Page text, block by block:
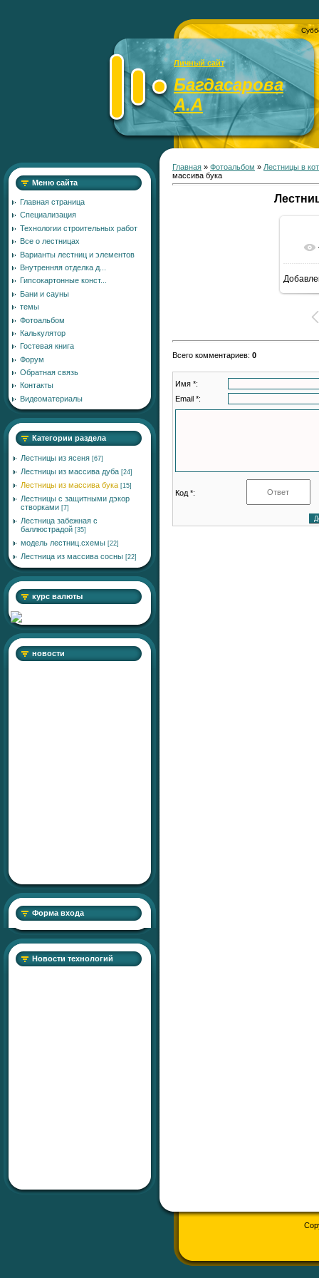
Личный сайт
Багдасарова
А.А
Меню сайта
Главная страница
Специализация
Технологии строительных работ
Все о лестницах
Варианты лестниц и элементов
Внутренняя отделка д...
Гипсокартонные конст...
Бани и сауны
темы
Фотоальбом
Калькулятор
Гостевая книга
Форум
Обратная связь
Контакты
Видеоматериалы
Категории раздела
Лестницы из ясеня [67]
Лестницы из массива дуба [24]
Лестницы из массива бука [15]
Лестницы с защитными дэкор
створками [7]
Лестница забежная с
баллюстрадой [35]
модель лестниц.схемы [22]
Лестница из массива сосны [22]
курс валюты
новости
Форма входа
Новости технологий
Главная » Фотоальбом » Лестницы в
массива бука
Всего комментариев: 0
Имя *:
Email *:
Код *: